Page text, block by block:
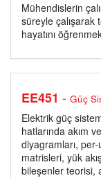
Mühendislerin
süreyle çalışarak
hayatını
EE451 - Güç
Elektrik güç
hatlarında akım
diyagramları,
matrisleri, yük
bileşenler teorisi,